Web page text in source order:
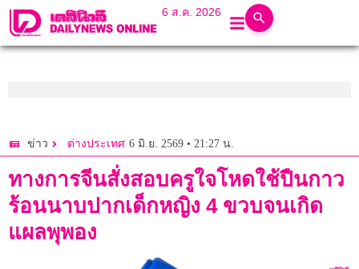
6 ส.ค. 2026
ข่าว ต่างประเทศ 6 มิ.ย. 2569 • 21:27 น.
ทางการจีนสั่งสอบครูใจโหดใช้ปืนกาว
ร้อนนาบปากเด็กหญิง 4 ขวบจนเกิด
แผลพุพอง